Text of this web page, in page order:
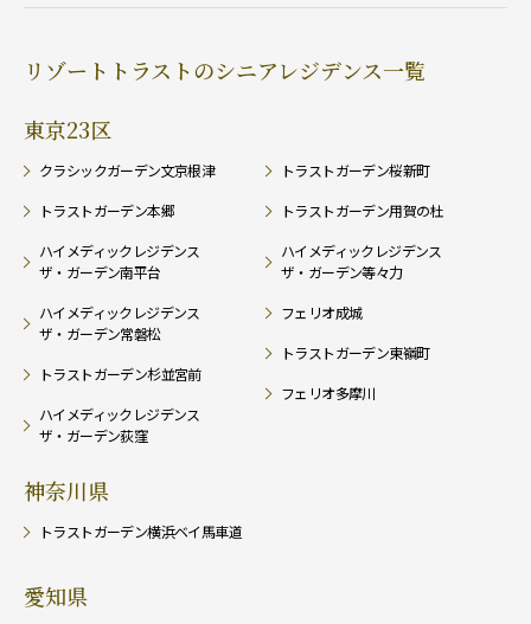
リゾートトラストのシニアレジデンス一覧
東京23区
クラシックガーデン文京根津
トラストガーデン本郷
ハイメディックレジデンス
ザ・ガーデン南平台
ハイメディックレジデンス
ザ・ガーデン常磐松
トラストガーデン杉並宮前
ハイメディックレジデンス
ザ・ガーデン荻窪
トラストガーデン桜新町
トラストガーデン用賀の杜
ハイメディックレジデンス
ザ・ガーデン等々力
フェリオ成城
トラストガーデン東嶺町
フェリオ多摩川
神奈川県
トラストガーデン横浜ベイ馬車道
愛知県